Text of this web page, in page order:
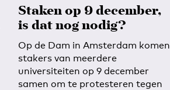
Staken op 9 december,
is dat nog nodig?
Op de Dam in Amsterdam komen
stakers van meerdere
universiteiten op 9 december
samen om te protesteren tegen